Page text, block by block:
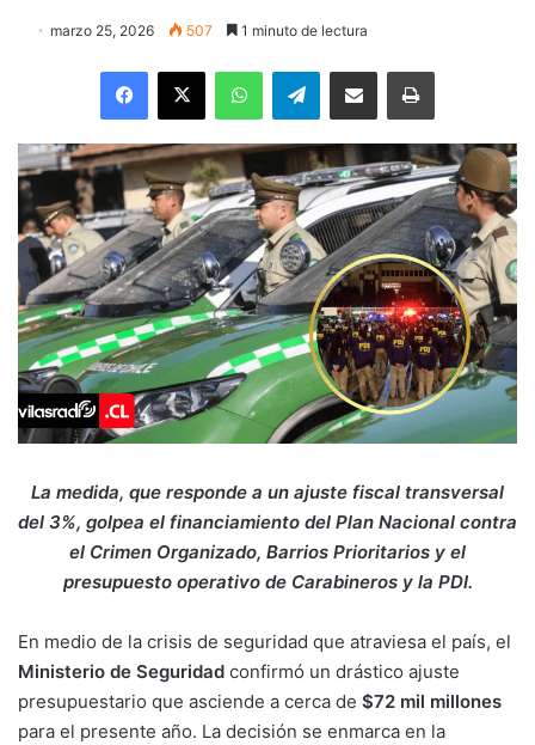
marzo 25, 2026 507 1 minuto de lectura
Facebook
X WhatsAppTelegramEnviar vía email Imprimir
La medida, que responde a un ajuste fiscal transversal
del 3%, golpea el financiamiento del Plan Nacional contra
el Crimen Organizado, Barrios Prioritarios y el
presupuesto operativo de Carabineros y la PDI.
En medio de la crisis de seguridad que atraviesa el país, el
Ministerio de Seguridad confirmó un drástico ajuste
presupuestario que asciende a cerca de $72 mil millones
para el presente año. La decisión se enmarca en la